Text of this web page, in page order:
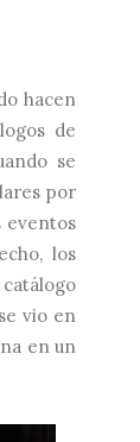
hacen
de
se
por
eventos
los
vio en
en un